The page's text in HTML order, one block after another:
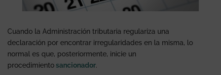
Cuando la Administración tributaria regulariza una
declaración por encontrar irregularidades en la misma, lo
normal es que, posteriormente, inicie un
procedimientosancionador.